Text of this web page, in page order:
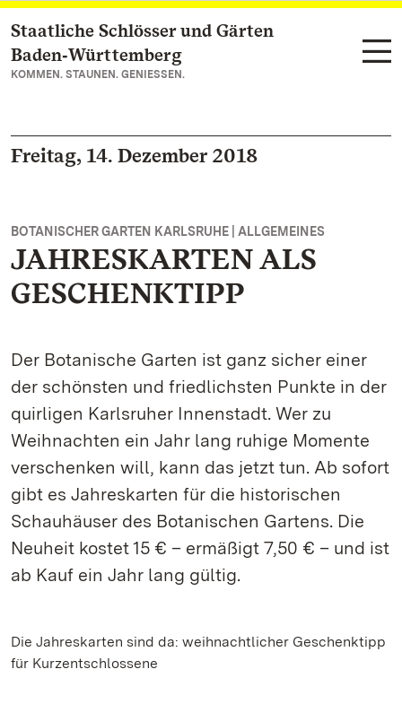
Zum Hauptinhalt springen
Staatliche Schlösser und Gärten
Baden‑Württemberg
KOMMEN. STAUNEN. GENIESSEN.
Freitag, 14. Dezember 2018
BOTANISCHER GARTEN KARLSRUHE | ALLGEMEINES
JAHRESKARTEN ALS
GESCHENKTIPP
Der Botanische Garten ist ganz sicher einer
der schönsten und friedlichsten Punkte in der
quirligen Karlsruher Innenstadt. Wer zu
Weihnachten ein Jahr lang ruhige Momente
verschenken will, kann das jetzt tun. Ab sofort
gibt es Jahreskarten für die historischen
Schauhäuser des Botanischen Gartens. Die
Neuheit kostet 15 € – ermäßigt 7,50 € – und ist
ab Kauf ein Jahr lang gültig.
Die Jahreskarten sind da: weihnachtlicher Geschenktipp
für Kurzentschlossene